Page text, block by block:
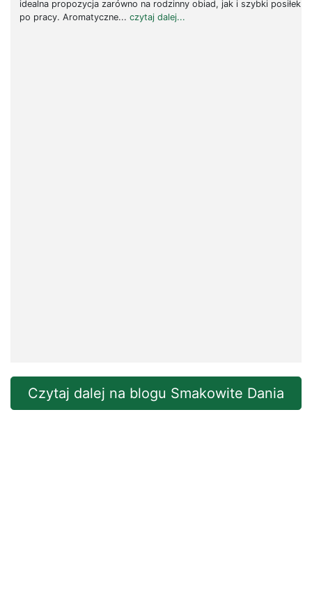
idealna propozycja zarówno na rodzinny obiad, jak i szybki posiłek
po pracy. Aromatyczne... czytaj dalej...
Czytaj dalej na blogu Smakowite Dania